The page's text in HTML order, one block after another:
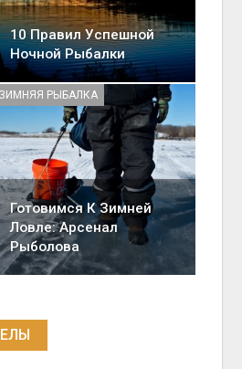
10 Правил Успешной
Ночной Рыбалки
ЗИМНЯЯ РЫБАЛКА
Готовимся К Зимней
Ловле: Арсенал
Рыболова